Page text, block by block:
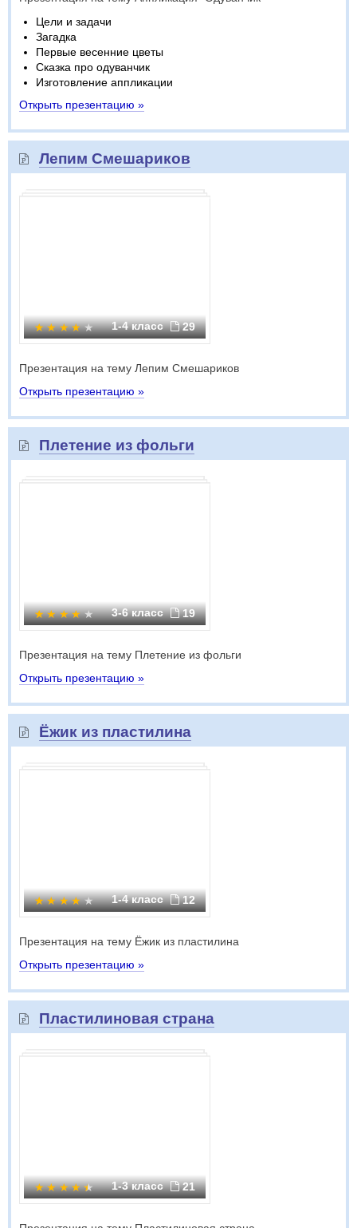
Цели и задачи
Загадка
Первые весенние цветы
Сказка про одуванчик
Изготовление аппликации
Открыть презентацию »
Лепим Смешариков
1-4 класс 29
Презентация на тему Лепим Смешариков
Открыть презентацию »
Плетение из фольги
3-6 класс 19
Презентация на тему Плетение из фольги
Открыть презентацию »
Ёжик из пластилина
1-4 класс 12
Презентация на тему Ёжик из пластилина
Открыть презентацию »
Пластилиновая страна
1-3 класс 21